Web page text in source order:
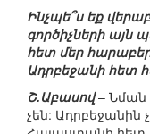
Ինչպե՞ս եք
գործիչների այն
հետ մեր
Ադրբեջանի հետ
Շ.Աբասով– Նման
չեն: Ադրբեջանին